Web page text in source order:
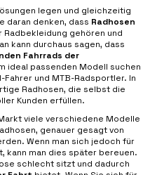
legen und gleichzeitig
daran denken, dass Radhosen
gehören und
kann durchaus sagen, dass
Fahrrads der
ideal passenden Modell suchen
und MTB-Radsportler. In
Radhosen, die selbst die
Kunden erfüllen.
viele verschiedene Modelle
genauer gesagt von
Wenn man sich jedoch für
kann man dies später bereuen.
schlecht sitzt und dadurch